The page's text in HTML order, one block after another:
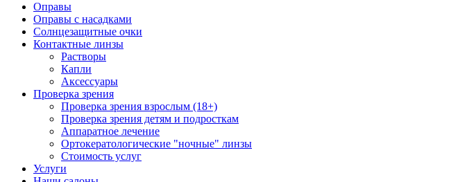
Оправы
Оправы с насадками
Солнцезащитные очки
Контактные линзы
Растворы
Капли
Аксессуары
Проверка зрения
Проверка зрения взрослым (18+)
Проверка зрения детям и подросткам
Аппаратное лечение
Ортокератологические "ночные" линзы
Стоимость услуг
Услуги